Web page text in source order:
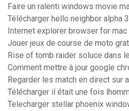
Faire un ralenti windows movie
Télécharger hello neighbor alpha
Internet explorer browser for
Jouer jeux de course de moto
Rise of tomb raider soluce dans
Comment mettre à jour google
Regarder les match en direct sur
Télécharger il était une fois
Telecharger stellar phoenix